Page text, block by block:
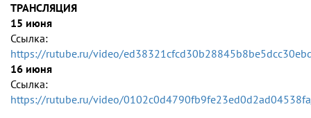
ТРАНСЛЯЦИЯ
15 июня
Ссылка:
https://rutube.ru/video/
16 июня
Ссылка:
https://rutube.ru/video/